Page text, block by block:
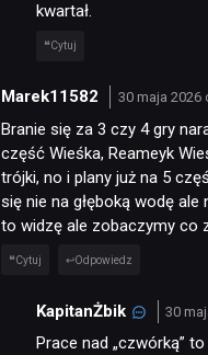
kwartał.
Cytuj
Marek11582 30 maja 2026
Branie się za 3 czy 4 gry
część Wieśka, Reameyk
trójki, no i plany już na 5
się nie na głęboką wodę ale
to widzę ale zobaczymy co
Cytuj Odpowiedz
KapitanŻbik 30
Prace nad „czwórką”